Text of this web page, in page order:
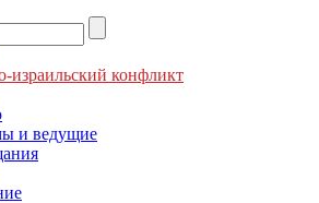
израильский конфликт
и ведущие